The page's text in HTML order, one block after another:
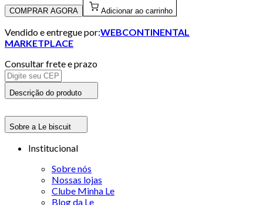
COMPRAR AGORA Adicionar ao carrinho
Vendido e entregue por:WEBCONTINENTAL
MARKETPLACE
Consultar frete e prazo
Descrição do produto
Sobre a Le biscuit
Institucional
Sobre nós
Nossas lojas
Clube Minha Le
Blog da Le